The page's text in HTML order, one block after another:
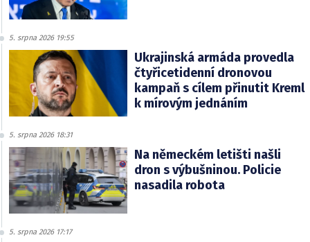
5. srpna 2026 19:55
Ukrajinská armáda provedla
čtyřicetidenní dronovou
kampaň s cílem přinutit Kreml
k mírovým jednáním
5. srpna 2026 18:31
Na německém letišti našli
dron s výbušninou. Policie
nasadila robota
5. srpna 2026 17:17